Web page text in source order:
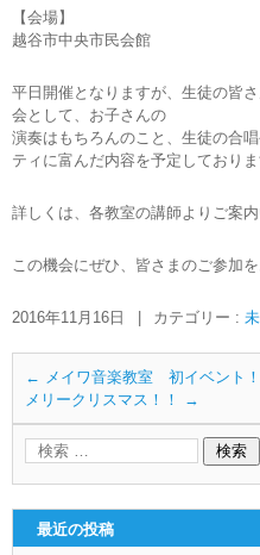
【会場】
越谷市中央市民会館
平日開催となりますが、生徒の皆
会として、お子さんの
演奏はもちろんのこと、生徒の合
ティに富んだ内容を予定しておりま
詳しくは、各教室の講師よりご案内
この機会にぜひ、皆さまのご参
2016年11月16日 カテゴリー :
← メイワ音楽教室 初イベント！
メリークリスマス！！
→
最近の投稿